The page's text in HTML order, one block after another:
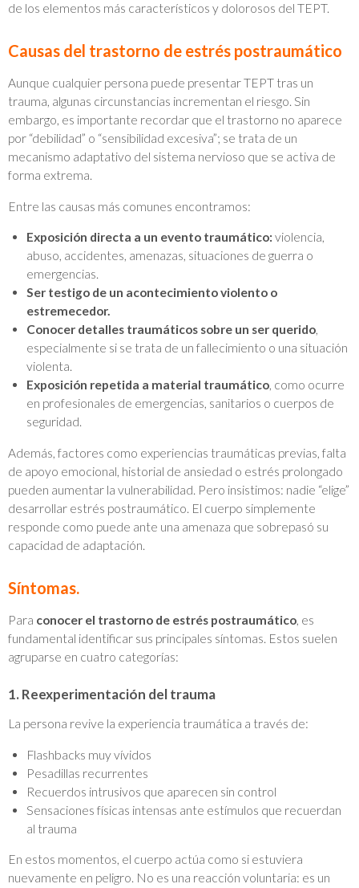
de los elementos más característicos y dolorosos del TEPT.
Causas del trastorno de estrés postraumático
Aunque cualquier persona puede presentar TEPT tras un
trauma, algunas circunstancias incrementan el riesgo. Sin
embargo, es importante recordar que el trastorno no aparece
por “debilidad” o “sensibilidad excesiva”; se trata de un
mecanismo adaptativo del sistema nervioso que se activa de
forma extrema.
Entre las causas más comunes encontramos:
Exposición directa a un evento traumático: violencia,
abuso, accidentes, amenazas, situaciones de guerra o
emergencias.
Ser testigo de un acontecimiento violento o
estremecedor.
Conocer detalles traumáticos sobre un ser querido,
especialmente si se trata de un fallecimiento o una situación
violenta.
Exposición repetida a material traumático, como ocurre
en profesionales de emergencias, sanitarios o cuerpos de
seguridad.
Además, factores como experiencias traumáticas previas, falta
de apoyo emocional, historial de ansiedad o estrés prolongado
pueden aumentar la vulnerabilidad. Pero insistimos: nadie “elige”
desarrollar estrés postraumático. El cuerpo simplemente
responde como puede ante una amenaza que sobrepasó su
capacidad de adaptación.
Síntomas.
Para conocer el trastorno de estrés postraumático, es
fundamental identificar sus principales síntomas. Estos suelen
agruparse en cuatro categorías:
1. Reexperimentación del trauma
La persona revive la experiencia traumática a través de:
Flashbacks muy vívidos
Pesadillas recurrentes
Recuerdos intrusivos que aparecen sin control
Sensaciones físicas intensas ante estímulos que recuerdan
al trauma
En estos momentos, el cuerpo actúa como si estuviera
nuevamente en peligro. No es una reacción voluntaria: es un